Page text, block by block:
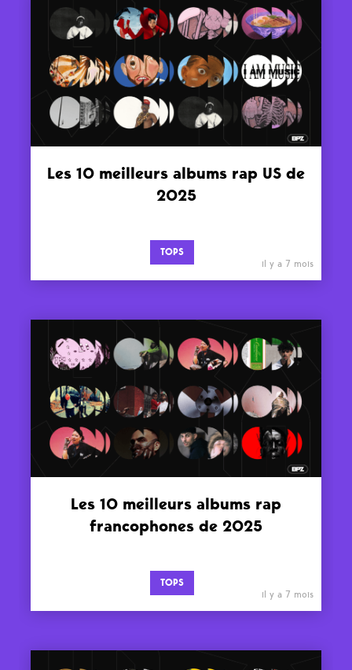
Les 10 meilleurs albums rap US de
2025
TOPS
il y a 7 mois
Les 10 meilleurs albums rap
francophones de 2025
TOPS
il y a 7 mois